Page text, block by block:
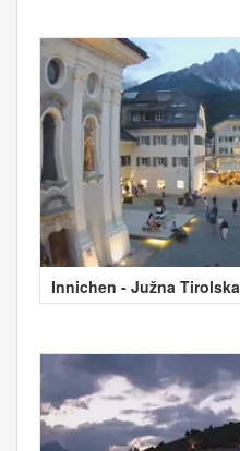
Innichen - Južna Tirolska